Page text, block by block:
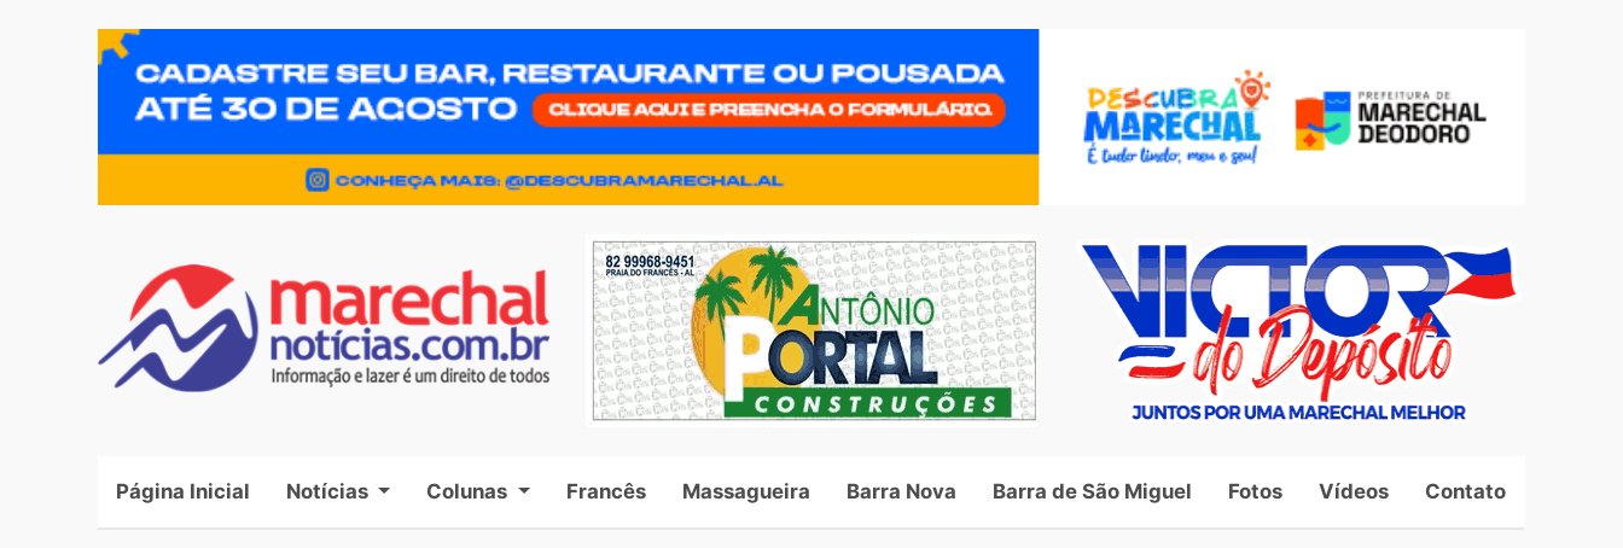
Página Inicial (current)
Notícias Colunas Francês Massagueira Barra Nova Barra de São Miguel Fotos Vídeos Contato